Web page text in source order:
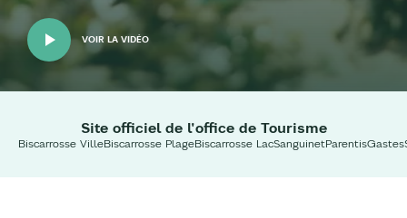
VOIR LA VIDÉO
Site officiel de l'office de Tourisme
Biscarrosse VilleBiscarrosse PlageBiscarrosse LacSanguinetParentisGastes